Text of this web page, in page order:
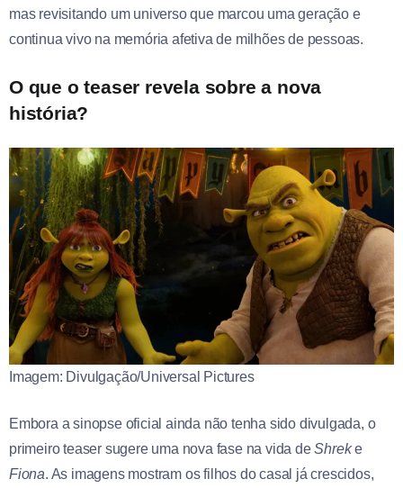
mas revisitando um universo que marcou uma geração e
continua vivo na memória afetiva de milhões de pessoas.
O que o teaser revela sobre a nova
história?
Imagem: Divulgação/Universal Pictures
Embora a sinopse oficial ainda não tenha sido divulgada, o
primeiro teaser sugere uma nova fase na vida deShreke
Fiona. As imagens mostram os filhos do casal já crescidos,